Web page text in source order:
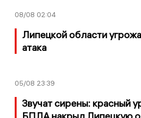
08/08 02:04
Липецкой области
атака
05/08 23:39
Звучат сирены: красный